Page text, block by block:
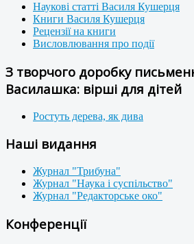
Наукові статті Василя Кушерця
Книги Василя Кушерця
Рецензії на книги
Висловлювання про події
З творчого доробку
Василашка: вірші для дітей
Ростуть дерева, як дива
Наші видання
Журнал "Трибуна"
Журнал "Наука і суспільство"
Журнал "Редакторське око"
Конференції